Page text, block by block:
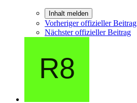
Inhalt melden
Vorheriger offizieller Beitrag
Nächster offizieller Beitrag